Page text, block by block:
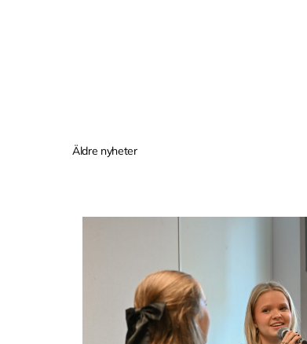
Äldre nyheter